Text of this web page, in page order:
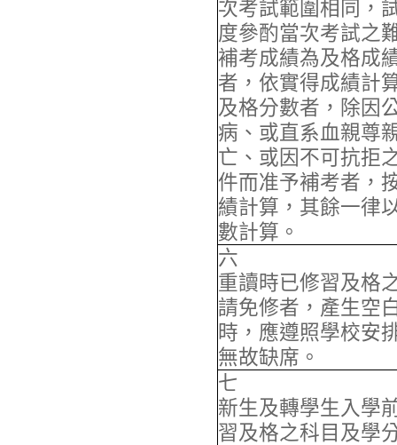
次考試範圍相同，
度參酌當次考試之
補考成績為及格成
者，依實得成績計
及格分數者，除因
病、或直系血親尊
亡、或因不可抗拒
件而准予補考者，
績計算，其餘一律
數計算。
六
重讀時已修習及格
請免修者，產生空
時，應遵照學校安
無故缺席。
七
新生及轉學生入學
習及格之科目及學